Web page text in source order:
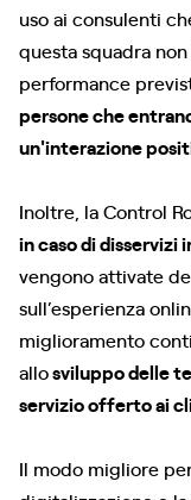
uso ai consulenti
questa squadra
performance
persone che
un'interazione
Inoltre, la Control
in caso di disservizi
vengono attivate
sull’esperienza
miglioramento
allosviluppo delle
servizio offerto ai
Il modo migliore